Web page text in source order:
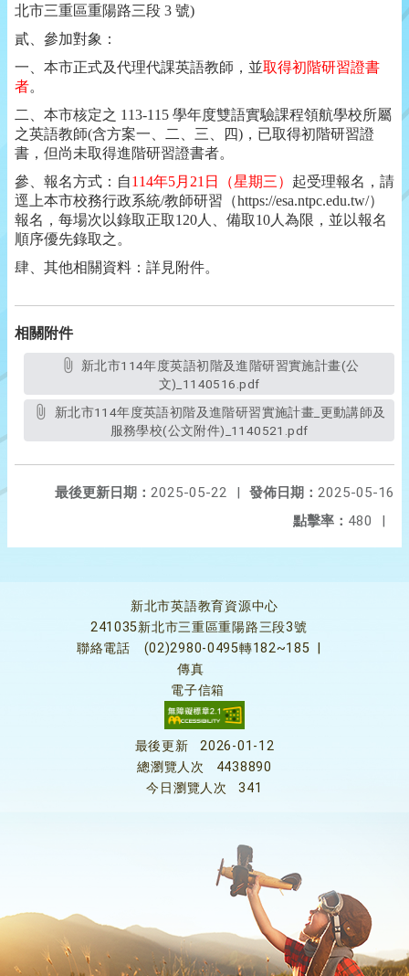
北市三重區重陽路三段 3 號)
貳、參加對象：
一、本市正式及代理代課英語教師，並取得初階研習證書
者。
二、本市核定之 113-115 學年度雙語實驗課程領航學校所屬
之英語教師(含方案一、二、三、四) ，已取得初階研習證
書，但尚未取得進階研習證書者。
參、報名方式：自114年5月 21 日（星期三） 起受理報名，請
逕上本市校務行政系統/教師研習（https://esa.ntpc.edu.tw/）
報名，每場次以錄取正取120 人、備取10 人為限，並以報名
順序優先錄取之。
肆、其他相關資料：詳見附件。
相關附件
文)_1140516.pdf
服務學校(公文附件)_1140521.pdf
發佈日期： 2025-05-16
最後更新日期： 2025-05-22
|
點擊率： 480 |
新北市英語教育資源中心
241035新北市三重區重陽路三段3號
聯絡電話
(02)2980-0495轉182~185
傳真
電子信箱
最後更新
2026-01-12
總瀏覽人次
4438890
今日瀏覽人次
341